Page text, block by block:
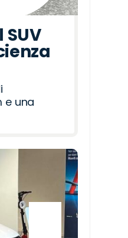
e una